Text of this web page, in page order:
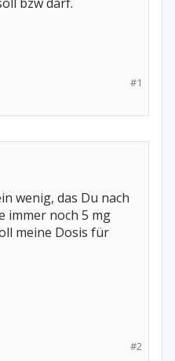
#1
wenig, das Du nach
immer noch 5 mg
meine Dosis für
#2